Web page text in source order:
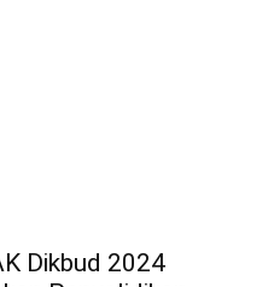
Dikbud 2024